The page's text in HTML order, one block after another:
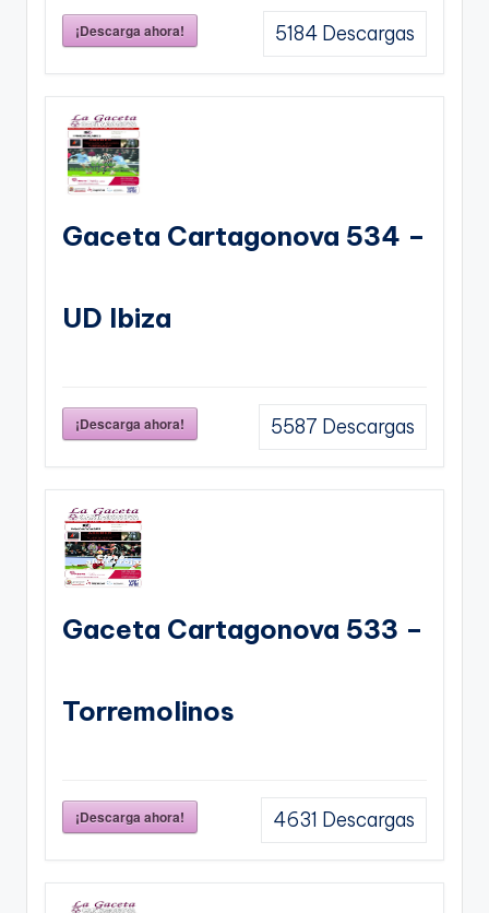
¡Descarga ahora! 5184 Descargas
Gaceta Cartagonova 534 –
UD Ibiza
¡Descarga ahora! 5587 Descargas
Gaceta Cartagonova 533 –
Torremolinos
¡Descarga ahora! 4631 Descargas